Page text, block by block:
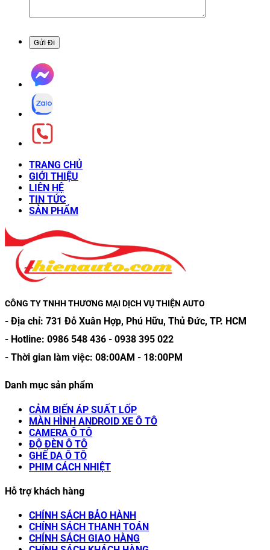
TRANG CHỦ
GIỚI THIỆU
LIÊN HỆ
TIN TỨC
SẢN PHẨM
CÔNG TY TNHH THƯƠNG MẠI DỊCH VỤ THIỆN AUTO
- Địa chỉ: 731 Đỗ Xuân Hợp, Phú Hữu, Thủ Đức, TP. HCM
- Hotline: 0986 548 436 - 0938 395 022
- Thời gian làm việc: 08:00AM - 18:00PM
Danh mục sản phẩm
CẢM BIẾN ÁP SUẤT LỐP
MÀN HÌNH ANDROID XE Ô TÔ
CAMERA Ô TÔ
ĐỘ ĐÈN Ô TÔ
GHẾ DA Ô TÔ
PHIM CÁCH NHIỆT
Hỗ trợ khách hàng
CHÍNH SÁCH BẢO HÀNH
CHÍNH SÁCH THANH TOÁN
CHÍNH SÁCH GIAO HÀNG